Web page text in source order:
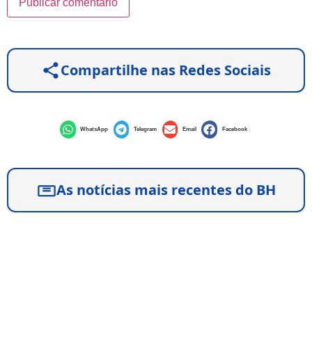
Compartilhe nas Redes Sociais
WhatsApp Telegram Email Facebook
As notícias mais recentes do BH